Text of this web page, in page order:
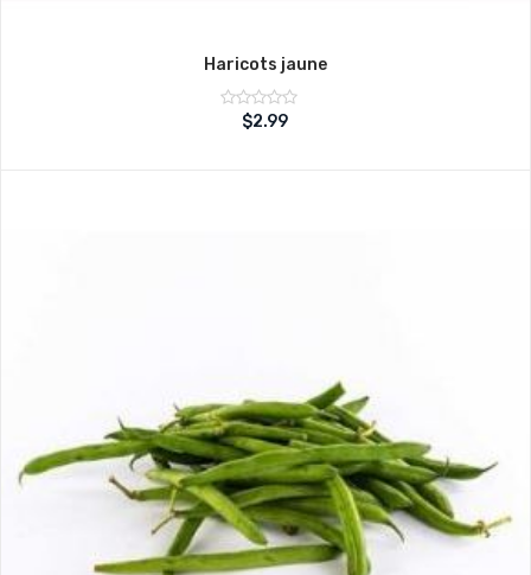
Haricots jaune
Note
sur
$2.99